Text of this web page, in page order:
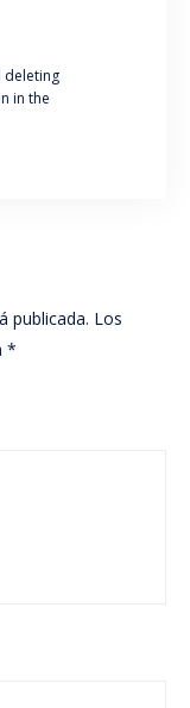
deleting
in the
publicada. Los
*